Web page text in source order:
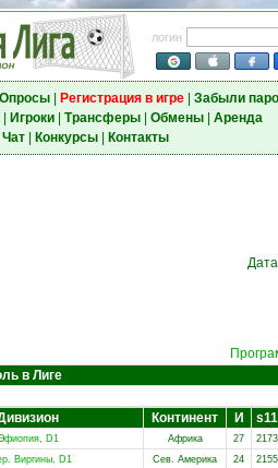
логин
Опросы| Регистрация в игре| Забыли
| Игроки| Трансферы| Обмены| Аренда
Чат| Конкурсы| Контакты
в Лиге
Континент И s11
D1 Африка 27 2173
Виргины, D1 Сев. Америка 24 2155